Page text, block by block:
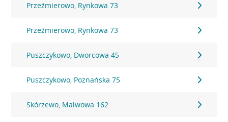
Przeźmierowo, Rynkowa 73
Przeźmierowo, Rynkowa 73
Puszczykowo, Dworcowa 45
Puszczykowo, Poznańska 75
Skórzewo, Malwowa 162